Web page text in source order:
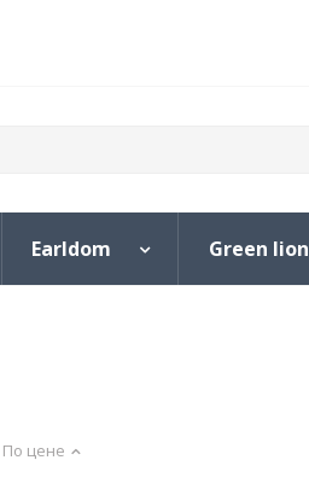
Earldom Green lion
По цене